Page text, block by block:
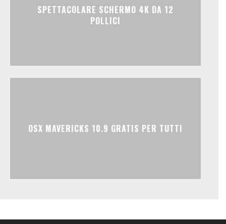
SPETTACOLARE SCHERMO 4K DA 12
POLLICI
OSX MAVERICKS 10.9 GRATIS PER TUTTI